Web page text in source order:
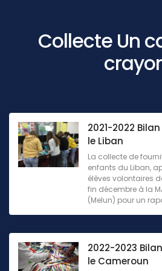
Collecte Un
2021-2022
le Liban
La collecte de
enfants du Liban,
élèves volontaires
fin décembre à la
(Melun) pour un
2022-2023
le Cameroun